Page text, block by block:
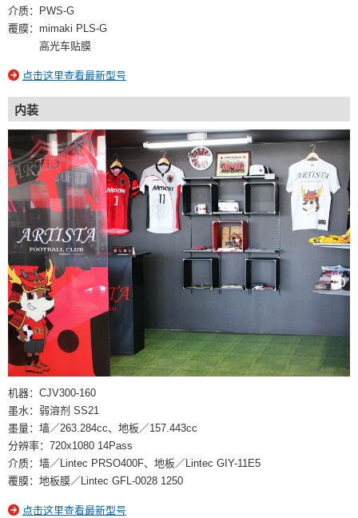
介质：PWS-G
覆膜：mimaki PLS-G
高光车贴膜
点击这里查看最新型号
内装
机器：CJV300-160
墨水：弱溶剂 SS21
墨量：墙／263.284cc、地板／157.443cc
分辨率：720x1080 14Pass
介质：墙／Lintec PRSO400F、地板／Lintec GIY-11E5
覆膜：地板膜／Lintec GFL-0028 1250
点击这里查看最新型号